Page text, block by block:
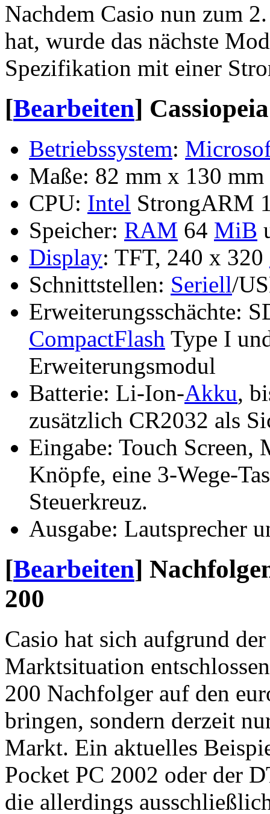
Nachdem Casio nun zum
hat, wurde das nächste
Spezifikation mit einer
[Bearbeiten]
Betriebssystem:
Maße: 82 mm x 130
CPU: Intel StrongARM
Speicher: RAM 64 MiB
Display: TFT, 240 x 320
Schnittstellen: Seriell/
Erweiterungsschächte:
CompactFlash Type I
Erweiterungsmodul
Batterie: Li-Ion-Akku,
zusätzlich CR2032 als
Eingabe: Touch
Knöpfe, eine 3-Wege-
Steuerkreuz.
Ausgabe: Lautsprecher
[Bearbeiten]
200
Casio hat sich aufgrund
Marktsituation
200 Nachfolger auf den
bringen, sondern derzeit
Markt. Ein aktuelles
Pocket PC 2002 oder der
die allerdings